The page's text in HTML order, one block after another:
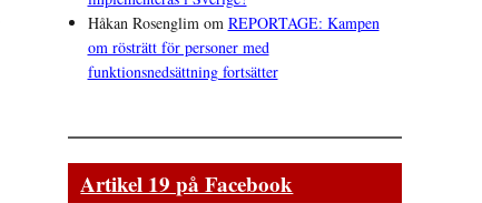
Håkan Rosenglimom REPORTAGE: Kampen
om rösträtt för personer med
funktionsnedsättning fortsätter
Artikel 19 på Facebook